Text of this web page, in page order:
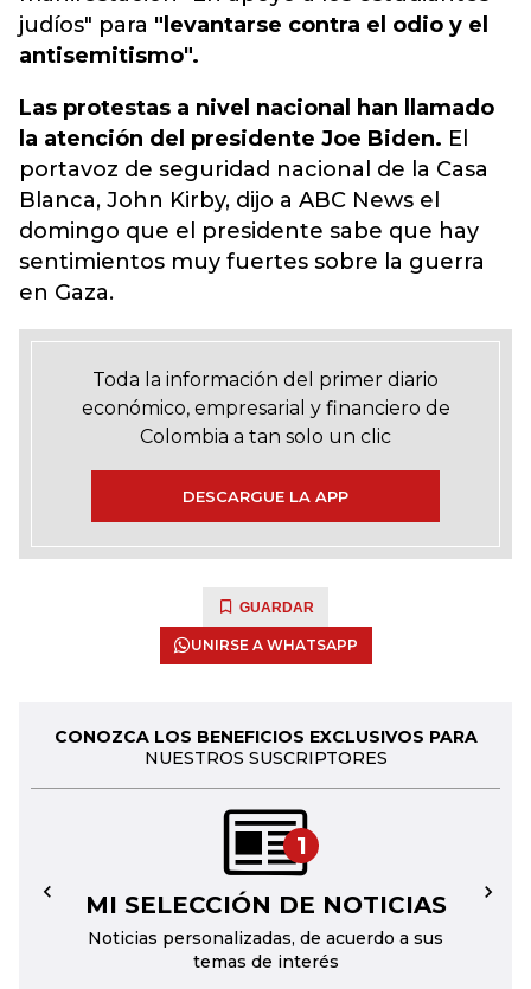
judíos" para "levantarse contra el odio y el
antisemitismo".
Las protestas a nivel nacional han llamado
la atención del presidente Joe Biden. El
portavoz de seguridad nacional de la Casa
Blanca, John Kirby, dijo a ABC News el
domingo que el presidente sabe que hay
sentimientos muy fuertes sobre la guerra
en Gaza.
Toda la información del primer diario
económico, empresarial y financiero de
Colombia a tan solo un clic
DESCARGUE LA APP
GUARDAR
UNIRSE A WHATSAPP
CONOZCA LOS BENEFICIOS EXCLUSIVOS PARA
NUESTROS SUSCRIPTORES
1
MI SELECCIÓN DE NOTICIAS
Noticias personalizadas, de acuerdo a sus
temas de interés
← →